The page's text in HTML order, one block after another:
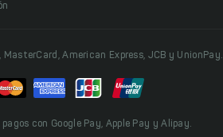
American Express, JCB y UnionPay.
con Google Pay, Apple Pay y Alipay.